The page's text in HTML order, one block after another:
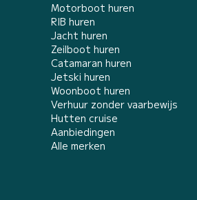
Motorboot huren
RIB huren
Jacht huren
Zeilboot huren
Catamaran huren
Jetski huren
Woonboot huren
Verhuur zonder vaarbewijs
Hutten cruise
Aanbiedingen
Alle merken